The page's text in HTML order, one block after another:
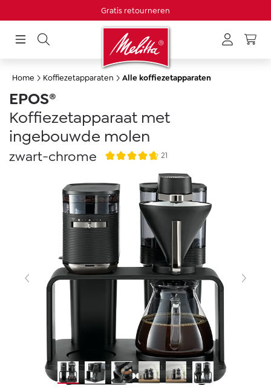
Gratis retourneren
Minimale bestelwaarde 20€
Home Koffiezetapparaten Alle koffiezetapparaten
EPOS®
Koffiezetapparaat met
ingebouwde molen
zwart-chrome 21